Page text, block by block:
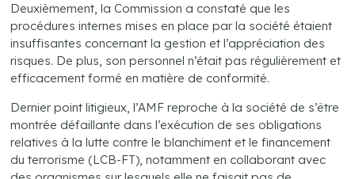
Deuxièmement, la Commission a constaté que les
procédures internes mises en place par la société étaient
insuffisantes concernant la gestion et l’appréciation des
risques. De plus, son personnel n’était pas régulièrement et
efficacement formé en matière de conformité.
Dernier point litigieux, l’AMF reproche à la société de s’être
montrée défaillante dans l’exécution de ses obligations
relatives à la lutte contre le blanchiment et le financement
du terrorisme (LCB-FT), notamment en collaborant avec